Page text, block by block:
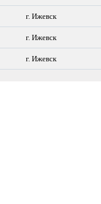
г. Ижевск
г. Ижевск
г. Ижевск